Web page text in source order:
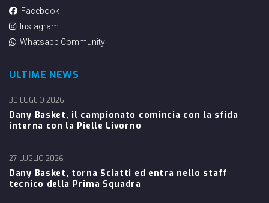
Facebook
Instagram
Whatsapp Community
ULTIME NEWS
Dany Basket, il campionato comincia con la sfida
interna con la Pielle Livorno
30 LUGLIO 2026
Dany Basket, torna Sciatti ed entra nello staff
tecnico della Prima Squadra
27 LUGLIO 2026